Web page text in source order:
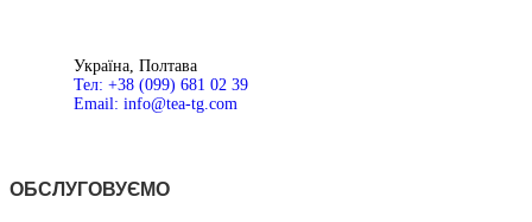
Україна, Полтава
Тел: +38 (099) 681 02 39
Email: info@tea-tg.com
ОБСЛУГОВУЄМО